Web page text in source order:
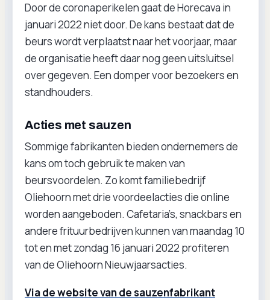
Door de coronaperikelen gaat de Horecava in
januari 2022 niet door. De kans bestaat dat de
beurs wordt verplaatst naar het voorjaar, maar
de organisatie heeft daar nog geen uitsluitsel
over gegeven. Een domper voor bezoekers en
standhouders.
Acties met sauzen
Sommige fabrikanten bieden ondernemers de
kans om toch gebruik te maken van
beursvoordelen. Zo komt familiebedrijf
Oliehoorn met drie voordeelacties die online
worden aangeboden. Cafetaria’s, snackbars en
andere frituurbedrijven kunnen van maandag 10
tot en met zondag 16 januari 2022 profiteren
van de Oliehoorn Nieuwjaarsacties.
Via de website van de sauzenfabrikant